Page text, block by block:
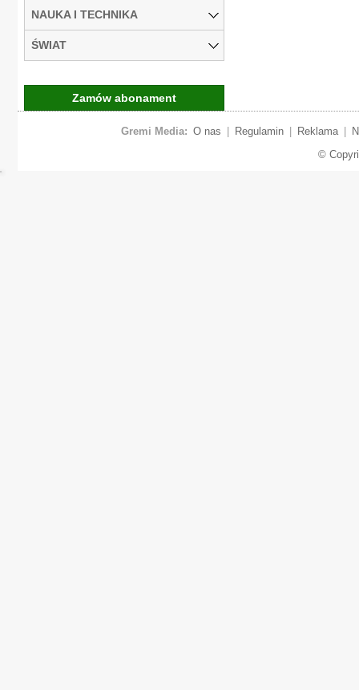
NAUKA I TECHNIKA
ŚWIAT
Zamów abonament
Gremi Media: O nas Regulamin Reklama
©